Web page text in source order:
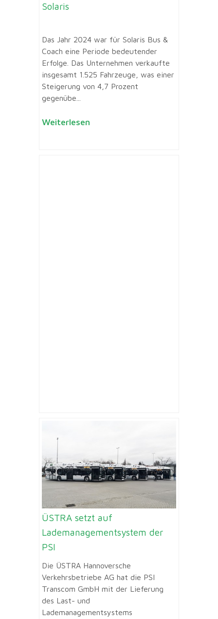
Solaris
Das Jahr 2024 war für Solaris Bus &
Coach eine Periode bedeutender
Erfolge. Das Unternehmen verkaufte
insgesamt 1.525 Fahrzeuge, was einer
Steigerung von 4,7 Prozent
gegenübe...
Weiterlesen
ÜSTRA setzt auf
Lademanagementsystem der
PSI
Die ÜSTRA Hannoversche
Verkehrsbetriebe AG hat die PSI
Transcom GmbH mit der Lieferung
des Last- und
Lademanagementsystems